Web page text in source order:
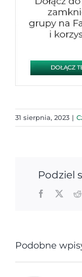
31 sierpnia, 2023 |
Podziel
Facebook
X
Podobne